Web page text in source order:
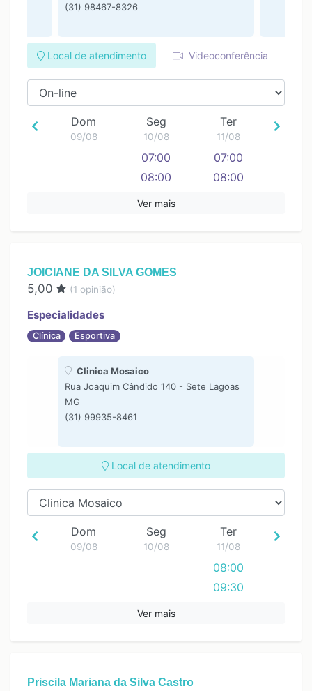
(31) 98467-8326
Local de atendimento Videoconferência
Dom
09/08
Seg
10/08
07:00
08:00
09:00
Ter
11/08
07:00
08:00
Ver mais
JOICIANE DA SILVA GOMES
5,00 (1 opinião)
Especialidades
Clínica Esportiva
Clinica Mosaico
Rua Joaquim Cândido 140 - Sete Lagoas
MG
(31) 99935-8461
Local de atendimento
Dom
09/08
Seg
10/08
Ter
11/08
08:00
09:30
Ver mais
Priscila Mariana da Silva Castro